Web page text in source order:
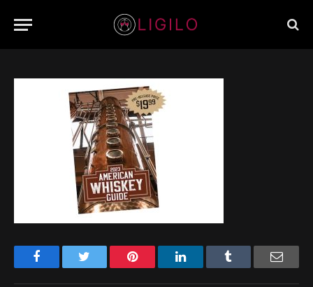
BY NO COMMENTS
Facebook Pinterest LinkedIn Email